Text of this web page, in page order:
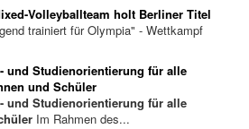
Volleyballteam holt Berliner Titel
trainiert für Olympia" - Wettkampf
und Studienorientierung für alle
und Schüler
und Studienorientierung für alle
Im Rahmen des...